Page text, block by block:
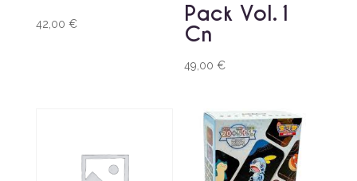
42,00 € Pack Vol.1
Cn
49,00€